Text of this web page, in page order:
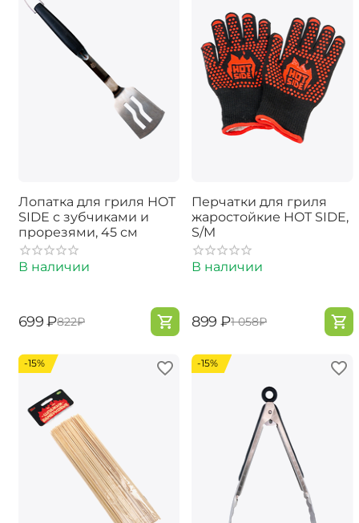
Лопатка для гриля HOT
SIDE с зубчиками и
прорезями, 45 см
В наличии
‍699‍ ₽‍822‍₽
Перчатки для гриля
жаростойкие HOT SIDE,
S/M
В наличии
‍899‍ ₽‍1 058‍₽
-15% -15%